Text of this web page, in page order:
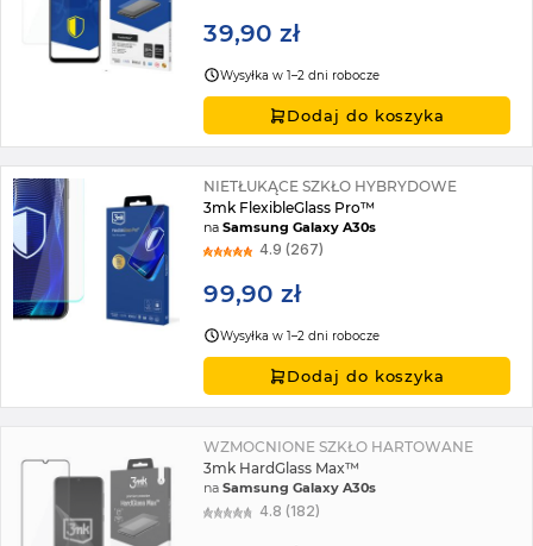
39,90 zł
Wysyłka w 1–2 dni robocze
Dodaj do koszyka
NIETŁUKĄCE SZKŁO HYBRYDOWE
3mk FlexibleGlass Pro™
naSamsung Galaxy A30s
4.9 (267)
99,90 zł
Wysyłka w 1–2 dni robocze
Dodaj do koszyka
WZMOCNIONE SZKŁO HARTOWANE
3mk HardGlass Max™
naSamsung Galaxy A30s
4.8 (182)